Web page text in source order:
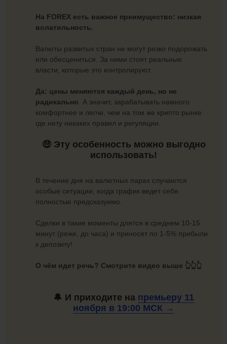
На FOREX есть важное преимущество: низкая
волатильность.
Валюты развитых стран не могут резко подорожать
или обесцениться. За ними стоят реальные
власти, которые это контролируют.
Да: цены меняются каждый день, но не
радикально . А значит, зарабатывать намного
комфортнее и легче, чем на том же крипто рынке
где нету никаких правил и регуляции.
🤑 Эту особенность можно выгодно
использовать!
В течение дня на валютных парах случаются
особые ситуации, когда график ведет себя
полностью предсказуемо.
Сделки в такие моменты длятся в среднем 10-15
минут (реже, до часа) и приносят по 1-5% прибыли
к депозиту!
О чём идет речь? Смотрите видео выше 👆👆👆
🔔 И приходите на премьеру 11
ноября в 19:00 МСК →